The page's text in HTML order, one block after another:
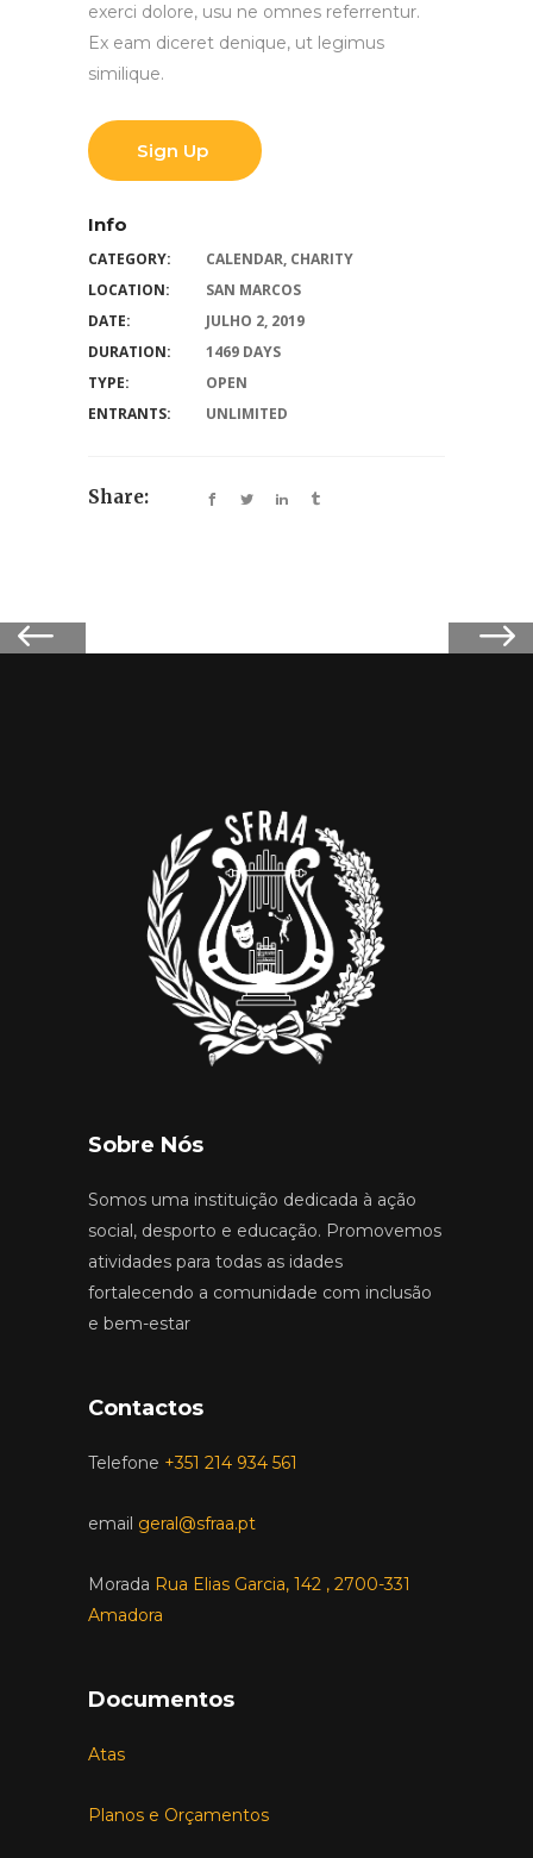
exerci dolore, usu ne omnes referrentur.
Ex eam diceret denique, ut legimus
similique.
Sign Up
Info
CATEGORY: CALENDAR, CHARITY
LOCATION:
SAN MARCOS
DATE:
JULHO 2, 2019
DURATION:
1469 DAYS
TYPE:
OPEN
ENTRANTS:
UNLIMITED
Share:
Sobre Nós
Somos uma instituição dedicada à ação
social, desporto e educação. Promovemos
atividades para todas as idades
fortalecendo a comunidade com inclusão
e bem-estar
Contactos
Telefone +351 214 934 561
email geral@sfraa.pt
Morada Rua Elias Garcia, 142 , 2700-331
Amadora
Documentos
Atas
Planos e Orçamentos